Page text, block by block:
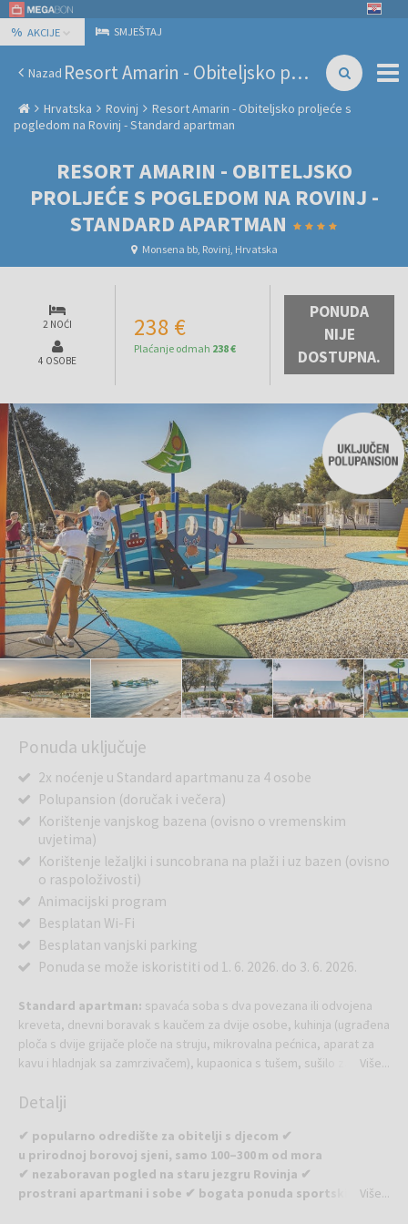
% AKCIJE SMJEŠTAJ
Nazad Resort Amarin - Obiteljsko proljeće s pogledom na Rovinj - Standard apartman
Hrvatska Rovinj
Resort Amarin - Obiteljsko proljeće s
pogledom na Rovinj - Standard apartman
RESORT AMARIN - OBITELJSKO
PROLJEĆE S POGLEDOM NA ROVINJ -
STANDARD APARTMAN
Monsena bb, Rovinj, Hrvatska
2 NOĆI
4 OSOBE
238 €
Plaćanje odmah 238 €
PONUDA
NIJE
DOSTUPNA.
Ponuda uključuje
2x noćenje u Standard apartmanu za 4 osobe
Polupansion (doručak i večera)
Korištenje vanjskog bazena (ovisno o vremenskim
uvjetima)
Korištenje ležaljki i suncobrana na plaži i uz bazen (ovisno
o raspoloživosti)
Animacijski program
Besplatan Wi-Fi
Besplatan vanjski parking
Ponuda se može iskoristiti od 1. 6. 2026. do 3. 6. 2026.
Standard apartman: spavaća soba s dva povezana ili odvojena
kreveta, dnevni boravak s kaučem za dvije osobe, kuhinja (ugrađena
ploča s dvije grijače ploče na struju, mikrovalna pećnica, aparat za
kavu i hladnjak sa zamrzivačem), kupaonica s tušem, sušilo za kosu,
Više...
Detalji
✔ popularno odredište za obitelji s djecom ✔
u prirodnoj borovoj sjeni, samo 100–300 m od mora
✔ nezaboravan pogled na staru jezgru Rovinja ✔
prostrani apartmani i sobe ✔ bogata ponuda sportskih iViše...